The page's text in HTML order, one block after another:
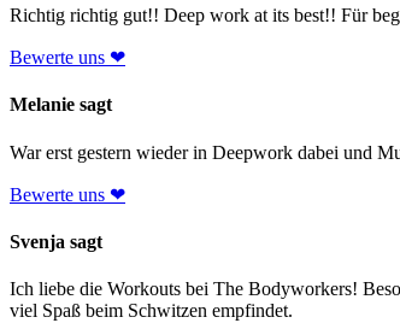
Richtig richtig gut!! Deep work at its best!! Für
Bewerte uns ❤
Melanie sagt
War erst gestern wieder in Deepwork dabei und
Bewerte uns ❤
Svenja sagt
Ich liebe die Workouts bei The Bodyworkers!
viel Spaß beim Schwitzen empfindet.